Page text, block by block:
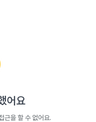
어요
근을 할 수 없어요.